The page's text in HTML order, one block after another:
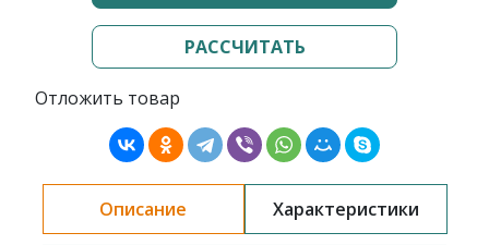
РАССЧИТАТЬ
Отложить товар
Описание Характеристики